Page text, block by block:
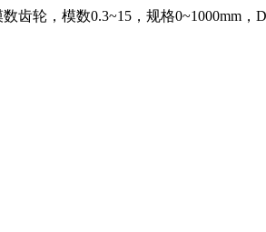
齿轮，模数0.3~15，规格0~1000mm，